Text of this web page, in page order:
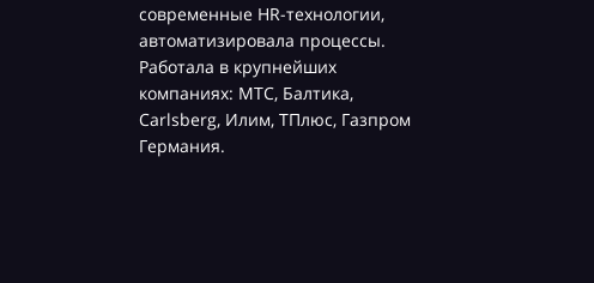
современные HR-технологии,
автоматизировала процессы.
Работала в крупнейших
компаниях: МТС, Балтика,
Carlsberg, Илим, ТПлюс, Газпром